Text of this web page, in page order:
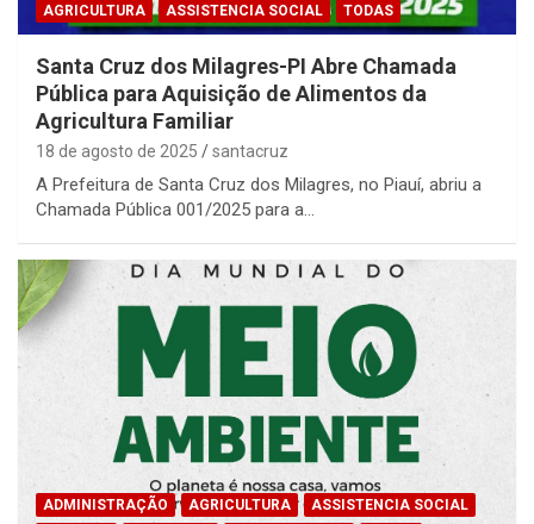
AGRICULTURA ASSISTENCIA SOCIAL TODAS
Santa Cruz dos Milagres-PI Abre Chamada
Pública para Aquisição de Alimentos da
Agricultura Familiar
18 de agosto de 2025 santacruz
A Prefeitura de Santa Cruz dos Milagres, no Piauí, abriu a
Chamada Pública 001/2025 para a…
ADMINISTRAÇÃO AGRICULTURA
ASSISTENCIA SOCIAL